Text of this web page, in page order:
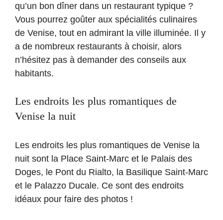
qu’un bon dîner dans un restaurant typique ?
Vous pourrez goûter aux spécialités culinaires
de Venise, tout en admirant la ville illuminée. Il y
a de nombreux restaurants à choisir, alors
n’hésitez pas à demander des conseils aux
habitants.
Les endroits les plus romantiques de
Venise la nuit
Les endroits les plus romantiques de Venise la
nuit sont la Place Saint-Marc et le Palais des
Doges, le Pont du Rialto, la Basilique Saint-Marc
et le Palazzo Ducale. Ce sont des endroits
idéaux pour faire des photos !